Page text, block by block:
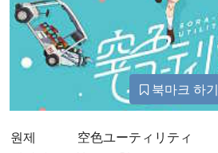
북마크 하기
원제
空色ユーティリティ